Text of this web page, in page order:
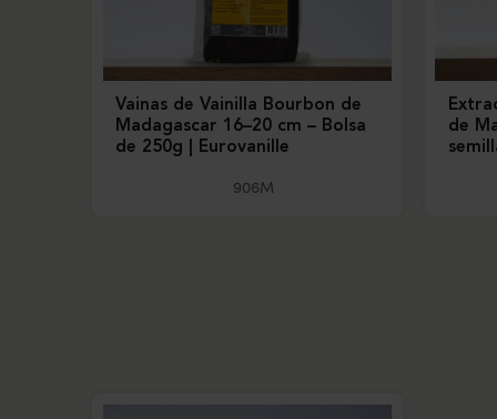
Vainas de Vainilla Bourbon de
Madagascar 16–20 cm – Bolsa
de 250g | Eurovanille
906M
de